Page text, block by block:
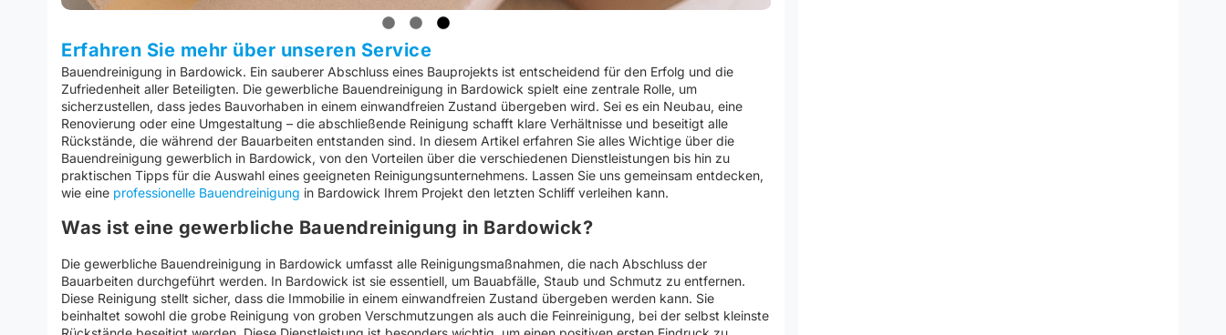
Erfahren Sie mehr über unseren Service
Bauendreinigung in Bardowick. Ein sauberer Abschluss eines Bauprojekts ist entscheidend für den Erfolg und die
Zufriedenheit aller Beteiligten. Die gewerbliche Bauendreinigung in Bardowick spielt eine zentrale Rolle, um
sicherzustellen, dass jedes Bauvorhaben in einem einwandfreien Zustand übergeben wird. Sei es ein Neubau, eine
Renovierung oder eine Umgestaltung – die abschließende Reinigung schafft klare Verhältnisse und beseitigt alle
Rückstände, die während der Bauarbeiten entstanden sind. In diesem Artikel erfahren Sie alles Wichtige über die
Bauendreinigung gewerblich in Bardowick, von den Vorteilen über die verschiedenen Dienstleistungen bis hin zu
praktischen Tipps für die Auswahl eines geeigneten Reinigungsunternehmens. Lassen Sie uns gemeinsam entdecken,
wie eine professionelle Bauendreinigung in Bardowick Ihrem Projekt den letzten Schliff verleihen kann.
Was ist eine gewerbliche Bauendreinigung in Bardowick?
Die gewerbliche Bauendreinigung in Bardowick umfasst alle Reinigungsmaßnahmen, die nach Abschluss der
Bauarbeiten durchgeführt werden. In Bardowick ist sie essentiell, um Bauabfälle, Staub und Schmutz zu entfernen.
Diese Reinigung stellt sicher, dass die Immobilie in einem einwandfreien Zustand übergeben werden kann. Sie
beinhaltet sowohl die grobe Reinigung von groben Verschmutzungen als auch die Feinreinigung, bei der selbst kleinste